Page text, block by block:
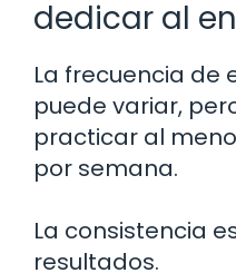
dedicar al
La frecuencia de
puede variar,
practicar al
por semana.
La consistencia
resultados.